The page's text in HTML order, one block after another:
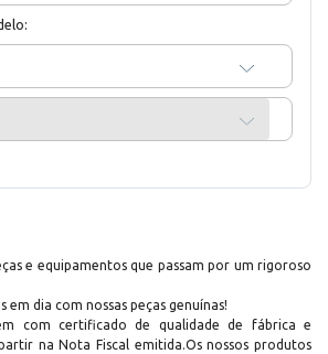
e equipamentos que passam por um rigoroso
em dia com nossas peças genuínas!
com certificado de qualidade de fábrica e
na Nota Fiscal emitida.Os nossos produtos